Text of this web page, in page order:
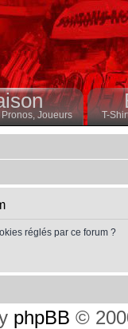
Pronos, Joueurs T-
réglés par ce forum ?
phpBB ©